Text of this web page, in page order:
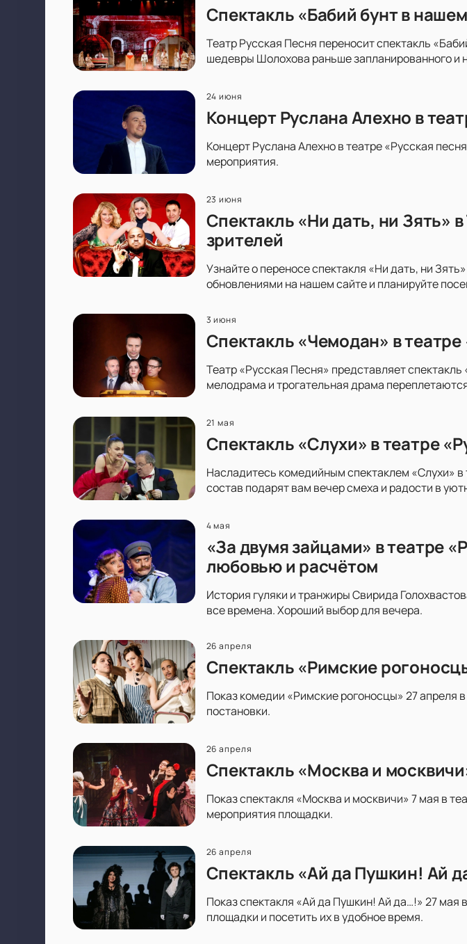
Спектакль «Бабий бунт в
Театр Русская Песня переносит спектакль
шедевры Шолохова раньше запланированного и
24 июня
Концерт Руслана Алехно в
Концерт Руслана Алехно в театре «Русская
мероприятия.
23 июня
Спектакль «Ни дать, ни Зять»
зрителей
Узнайте о переносе спектакля «Ни дать, ни
обновлениями на нашем сайте и планируйте
3 июня
Спектакль «Чемодан» в
Театр «Русская Песня» представляет
мелодрама и трогательная драма
21 мая
Спектакль «Слухи» в театре
Насладитесь комедийным спектаклем «Слухи»
состав подарят вам вечер смеха и радости в
4 мая
«За двумя зайцами» в театре
любовью и расчётом
История гуляки и транжиры Свирида
все времена. Хороший выбор для вечера.
26 апреля
Спектакль «Римские
Показ комедии «Римские рогоносцы» 27 апреля
постановки.
26 апреля
Спектакль «Москва и
Показ спектакля «Москва и москвичи» 7 мая в
мероприятия площадки.
26 апреля
Спектакль «Ай да Пушкин! Ай
Показ спектакля «Ай да Пушкин! Ай да…!» 27 мая
площадки и посетить их в удобное время.